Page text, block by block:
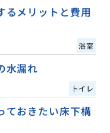
るメリットと費用
浴室
水漏れ
トイレ
ておきたい床下構